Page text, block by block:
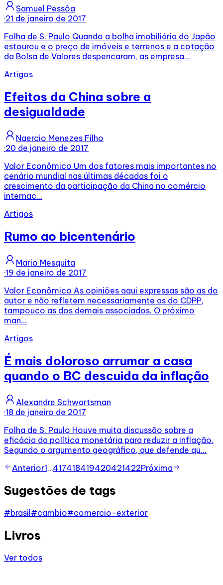
Samuel Pessôa
·21 de janeiro de 2017
Folha de S. Paulo Quando a bolha imobiliária do Japão
estourou e o preço de imóveis e terrenos e a cotação
da Bolsa de Valores despencaram, as empresa...
Artigos
Efeitos da China sobre a
desigualdade
Naercio Menezes Filho
·20 de janeiro de 2017
Valor Econômico Um dos fatores mais importantes no
cenário mundial nas últimas décadas foi o
crescimento da participação da China no comércio
internac...
Artigos
Rumo ao bicentenário
Mario Mesquita
·19 de janeiro de 2017
Valor Econômico As opiniões aqui expressas são as do
autor e não refletem necessariamente as do CDPP,
tampouco as dos demais associados. O próximo
man...
Artigos
É mais doloroso arrumar a casa
quando o BC descuida da inflação
Alexandre Schwartsman
·18 de janeiro de 2017
Folha de S. Paulo Houve muita discussão sobre a
eficácia da política monetária para reduzir a inflação.
Segundo o argumento geográfico, que defende qu...
Anterior1…417418419420421422Próxima
Sugestões de tags
#brasil#cambio#comercio-exterior
Livros
Ver todos